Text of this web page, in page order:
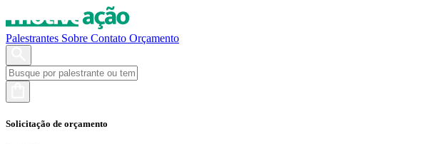
Palestrantes Sobre Contato Orçamento
Solicitação de orçamento